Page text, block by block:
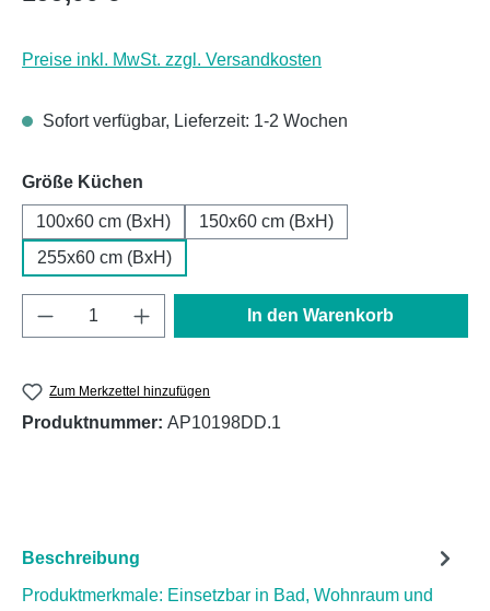
Preise inkl. MwSt. zzgl. Versandkosten
Sofort verfügbar, Lieferzeit: 1-2 Wochen
Größe Küchen
100x60 cm (BxH)
150x60 cm (BxH)
255x60 cm (BxH)
Produkt Anzahl: Gib den gewünschten
In den Warenkorb
Zum Merkzettel hinzufügen
Produktnummer: AP10198DD.1
Beschreibung
Produktmerkmale: Einsetzbar in Bad, Wohnraum und